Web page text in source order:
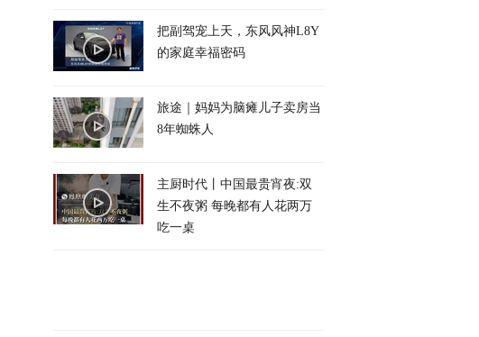
把副驾宠上天，东风风神L8Y
的家庭幸福密码
旅途｜妈妈为脑瘫儿子卖房当
8年蜘蛛人
主厨时代丨中国最贵宵夜:双
生不夜粥 每晚都有人花两万
吃一桌